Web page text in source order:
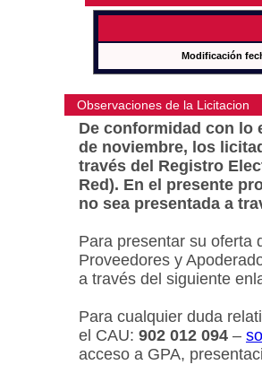
Modificación
Observaciones de la Licitacion
De conformidad con lo
de noviembre, los
través del Registro
Red). En el presente
no sea presentada a
Para presentar su oferta
Proveedores y
a través del siguiente
Para cualquier duda
el CAU: 902 012 094 –
acceso a GPA,